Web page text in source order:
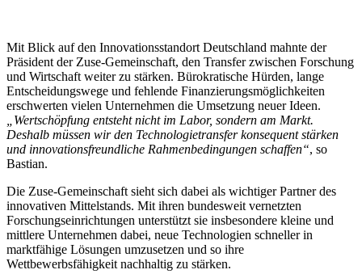
Mit Blick auf den Innovationsstandort Deutschland mahnte der
Präsident der Zuse-Gemeinschaft, den Transfer zwischen Forschung
und Wirtschaft weiter zu stärken. Bürokratische Hürden, lange
Entscheidungswege und fehlende Finanzierungsmöglichkeiten
erschwerten vielen Unternehmen die Umsetzung neuer Ideen.
„Wertschöpfung entsteht nicht im Labor, sondern am Markt.
Deshalb müssen wir den Technologietransfer konsequent stärken
und innovationsfreundliche Rahmenbedingungen schaffen“, so
Bastian.
Die Zuse-Gemeinschaft sieht sich dabei als wichtiger Partner des
innovativen Mittelstands. Mit ihren bundesweit vernetzten
Forschungseinrichtungen unterstützt sie insbesondere kleine und
mittlere Unternehmen dabei, neue Technologien schneller in
marktfähige Lösungen umzusetzen und so ihre
Wettbewerbsfähigkeit nachhaltig zu stärken.